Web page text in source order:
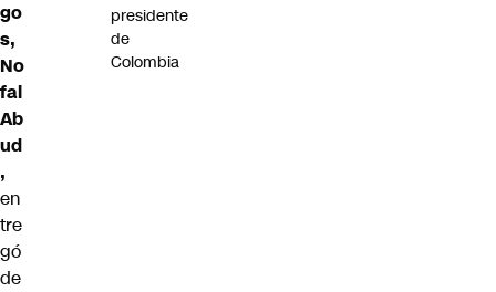
go
s,
No
fal
Ab
ud
,
en
tre
gó
de
presidente
de
Colombia